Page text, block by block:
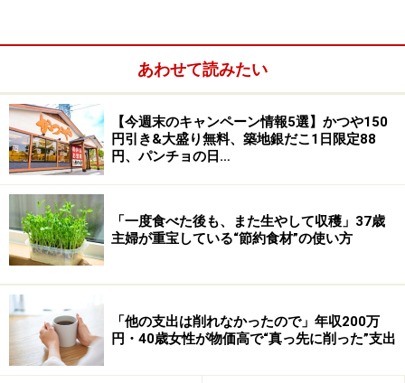
お風呂の水を流すのがもったいなくて
水道代の節約で失敗した39歳の女性。節約のきっかけを
「お風呂の水を綺麗なまま毎日流すことがもったいなく
感じたんです」と語ります。
女性はお風呂の残り湯をすくって洗濯機に移し再利用し
ました。しかし、結果は予想外のものに……。
「水をこぼしたときの後始末が大変でやめました。労力
と時間が無駄に思えてしまって……」
あわせて読みたい
【今週末のキャンペーン情報5選】かつや150
円引き&大盛り無料、築地銀だこ1日限定88
円、パンチョの日…
「一度食べた後も、また生やして収穫」37歳
主婦が重宝している“節約食材”の使い方
「他の支出は削れなかったので」年収200万
円・40歳女性が物価高で“真っ先に削った”支出